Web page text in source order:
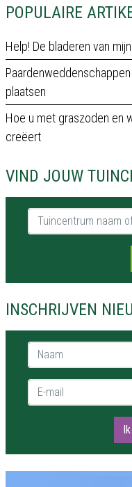
POPULAIRE
Help! De bladeren van
plaatsen
Hoe u met graszoden en
creëert
VIND JOUW
Tuincentrum naam of
INSCHRIJVEN
Naam *
E-mail *